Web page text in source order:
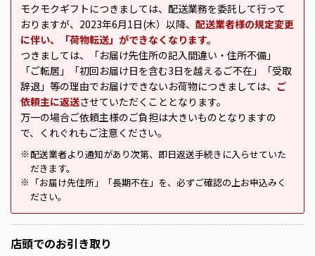
モクモクギフトにつきましては、配送業務を委託して行って
おりますが、2023年6月1日(木）以降、 配送業者様の規定変更
に伴い、「荷物転送」ができなくなります。
つきましては、「お届け先住所の記入間違い・住所不備」
「ご転居」「初回お届け日を含む3日を越えるご不在」「受取
辞退」等の理由でお届けできないお荷物につきましては、 ご
依頼主に返送させていただくこととなります。
万一の場合ご依頼主様のご負担は大きいものとなりますの
で、くれぐれもご注意ください。
※ 配送業者より通知があり次第、即日返送手続きに入らせていた
だきます。
※
「お届け先住所」「長期不在」を、必ずご確認の上お申込みく
ださい。
店頭でのお引き取り